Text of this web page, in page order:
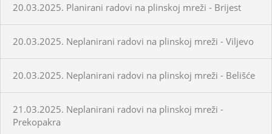
20.03.2025. Planirani radovi na plinskoj mreži - Brijest
20.03.2025. Neplanirani radovi na plinskoj mreži - Viljevo
20.03.2025. Neplanirani radovi na plinskoj mreži - Belišće
21.03.2025. Neplanirani radovi na plinskoj mreži -
Prekopakra